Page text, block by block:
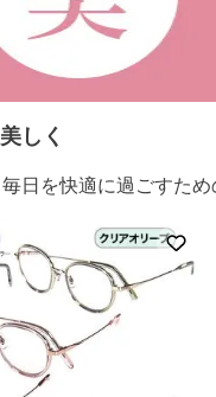
しく
日を快適に過ごすため
お